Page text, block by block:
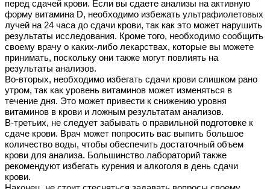
перед сдачей крови. Если вы сдаете анализы на активную
форму витамина D, необходимо избежать ультрафиолетовых
лучей на 24 часа до сдачи крови, так как это может нарушить
результаты исследования. Кроме того, необходимо сообщить
своему врачу о каких-либо лекарствах, которые вы можете
принимать, поскольку они также могут повлиять на
результаты анализов.
Во-вторых, необходимо избегать сдачи крови слишком рано
утром, так как уровень витаминов может изменяться в
течение дня. Это может привести к снижению уровня
витаминов в крови и ложным результатам анализов.
В-третьих, не следует забывать о правильной подготовке к
сдаче крови. Врач может попросить вас выпить большое
количество воды, чтобы обеспечить достаточный объем
крови для анализа. Большинство лабораторий также
рекомендуют избегать курения и алкоголя в день сдачи
крови.